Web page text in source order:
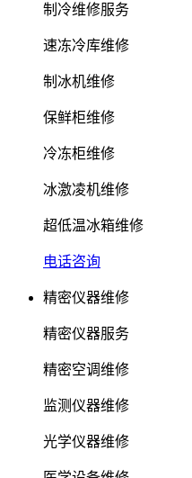
制冷维修服务
速冻冷库维修
制冰机维修
保鲜柜维修
冷冻柜维修
冰激凌机维修
超低温冰箱维修
电话咨询
精密仪器维修
精密仪器服务
精密空调维修
监测仪器维修
光学仪器维修